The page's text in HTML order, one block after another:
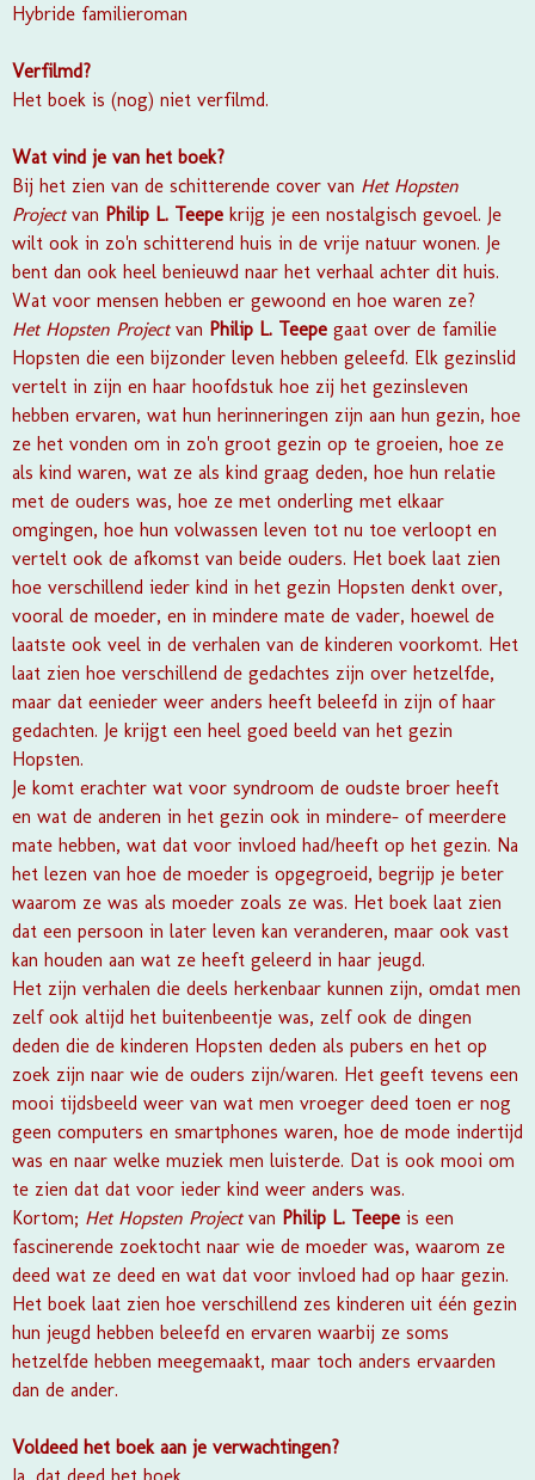
Hybride familieroman
Verfilmd?
Het boek is (nog) niet verfilmd.
Wat vind je van het boek?
Bij het zien van de schitterende cover van Het Hopsten
Project van Philip L. Teepe krijg je een nostalgisch gevoel. Je
wilt ook in zo'n schitterend huis in de vrije natuur wonen. Je
bent dan ook heel benieuwd naar het verhaal achter dit huis.
Wat voor mensen hebben er gewoond en hoe waren ze?
Het Hopsten Project van Philip L. Teepe gaat over de familie
Hopsten die een bijzonder leven hebben geleefd. Elk gezinslid
vertelt in zijn en haar hoofdstuk hoe zij het gezinsleven
hebben ervaren, wat hun herinneringen zijn aan hun gezin, hoe
ze het vonden om in zo'n groot gezin op te groeien, hoe ze
als kind waren, wat ze als kind graag deden, hoe hun relatie
met de ouders was, hoe ze met onderling met elkaar
omgingen, hoe hun volwassen leven tot nu toe verloopt en
vertelt ook de afkomst van beide ouders. Het boek laat zien
hoe verschillend ieder kind in het gezin Hopsten denkt over,
vooral de moeder, en in mindere mate de vader, hoewel de
laatste ook veel in de verhalen van de kinderen voorkomt. Het
laat zien hoe verschillend de gedachtes zijn over hetzelfde,
maar dat eenieder weer anders heeft beleefd in zijn of haar
gedachten. Je krijgt een heel goed beeld van het gezin
Hopsten.
Je komt erachter wat voor syndroom de oudste broer heeft
en wat de anderen in het gezin ook in mindere- of meerdere
mate hebben, wat dat voor invloed had/heeft op het gezin. Na
het lezen van hoe de moeder is opgegroeid, begrijp je beter
waarom ze was als moeder zoals ze was. Het boek laat zien
dat een persoon in later leven kan veranderen, maar ook vast
kan houden aan wat ze heeft geleerd in haar jeugd.
Het zijn verhalen die deels herkenbaar kunnen zijn, omdat men
zelf ook altijd het buitenbeentje was, zelf ook de dingen
deden die de kinderen Hopsten deden als pubers en het op
zoek zijn naar wie de ouders zijn/waren. Het geeft tevens een
mooi tijdsbeeld weer van wat men vroeger deed toen er nog
geen computers en smartphones waren, hoe de mode indertijd
was en naar welke muziek men luisterde. Dat is ook mooi om
te zien dat dat voor ieder kind weer anders was.
Kortom; Het Hopsten Project van Philip L. Teepe is een
fascinerende zoektocht naar wie de moeder was, waarom ze
deed wat ze deed en wat dat voor invloed had op haar gezin.
Het boek laat zien hoe verschillend zes kinderen uit één gezin
hun jeugd hebben beleefd en ervaren waarbij ze soms
hetzelfde hebben meegemaakt, maar toch anders ervaarden
dan de ander.
Voldeed het boek aan je verwachtingen?